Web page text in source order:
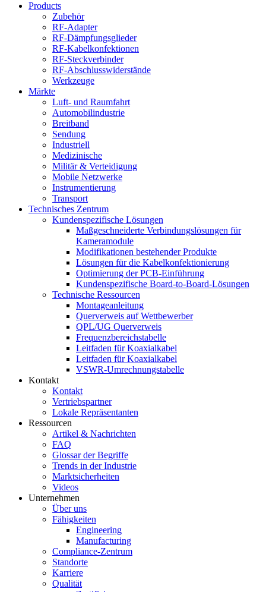
Products
Zubehör
RF-Adapter
RF-Dämpfungsglieder
RF-Kabelkonfektionen
RF-Steckverbinder
RF-Abschlusswiderstände
Werkzeuge
Märkte
Luft- und Raumfahrt
Automobilindustrie
Breitband
Sendung
Industriell
Medizinische
Militär & Verteidigung
Mobile Netzwerke
Instrumentierung
Transport
Technisches Zentrum
Kundenspezifische Lösungen
Maßgeschneiderte Verbindungslösungen für
Kameramodule
Modifikationen bestehender Produkte
Lösungen für die Kabelkonfektionierung
Optimierung der PCB-Einführung
Kundenspezifische Board-to-Board-Lösungen
Technische Ressourcen
Montageanleitung
Querverweis auf Wettbewerber
QPL/UG Querverweis
Frequenzbereichstabelle
Leitfaden für Koaxialkabel
Leitfaden für Koaxialkabel
VSWR-Umrechnungstabelle
Kontakt
Kontakt
Vertriebspartner
Lokale Repräsentanten
Ressourcen
Artikel & Nachrichten
FAQ
Glossar der Begriffe
Trends in der Industrie
Marktsicherheiten
Videos
Unternehmen
Über uns
Fähigkeiten
Engineering
Manufacturing
Compliance-Zentrum
Standorte
Karriere
Qualität